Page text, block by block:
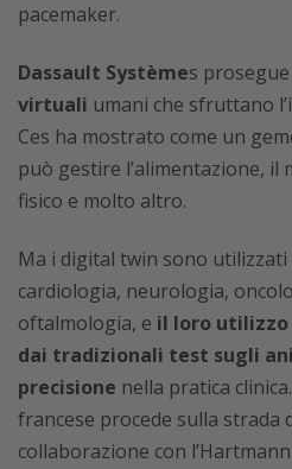
pacemaker.
Dassault Systèmes
virtuali umani che sfruttano
Ces ha mostrato come un
può gestire l’alimentazione, il
fisico e molto altro.
Ma i digital twin sono
cardiologia, neurologia,
oftalmologia, e il loro
dai tradizionali test sugli
precisione nella pratica
francese procede sulla strada
collaborazione con